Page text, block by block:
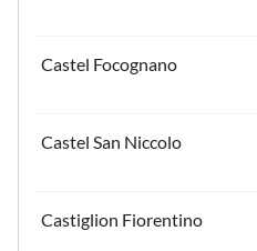
Castel Focognano
Castel San Niccolo
Castiglion Fiorentino